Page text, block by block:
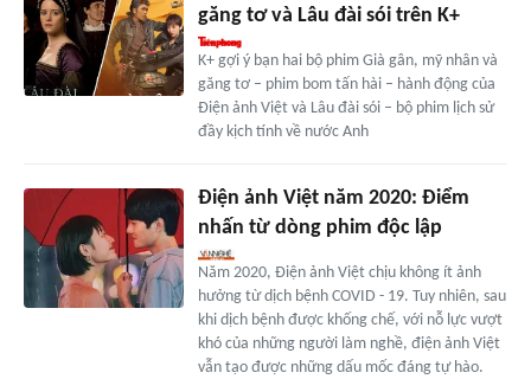
găng tơ và Lâu đài sói trên K+
K+ gợi ý bạn hai bộ phim Già gân, mỹ nhân và
găng tơ – phim bom tấn hài – hành động của
Điện ảnh Việt và Lâu đài sói – bộ phim lịch sử
đầy kịch tính về nước Anh
Điện ảnh Việt năm 2020: Điểm
nhấn từ dòng phim độc lập
Năm 2020, Điện ảnh Việt chịu không ít ảnh
hưởng từ dịch bệnh COVID - 19. Tuy nhiên, sau
khi dịch bệnh được khống chế, với nỗ lực vượt
khó của những người làm nghề, điện ảnh Việt
vẫn tạo được những dấu mốc đáng tự hào.